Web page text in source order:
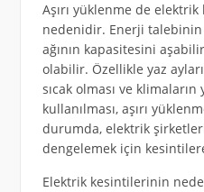
Aşırı yüklenme de
nedenidir. Enerji
ağının kapasitesini
olabilir. Özellikle yaz
sıcak olması ve
kullanılması, aşırı
durumda, elektrik şirketleri
dengelemek için
Elektrik kesintilerinin